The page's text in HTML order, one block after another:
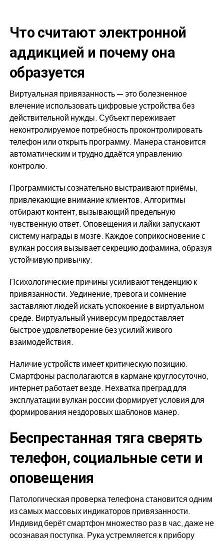
Что считают электронной
аддикцией и почему она
образуется
Виртуальная привязанность — это болезненное
влечение использовать цифровые устройства без
действительной нужды. Субъект переживает
неконтролируемое потребность проконтролировать
телефон или открыть программу. Манера становится
автоматическим и трудно ддаётся управлению
контролю.
Программисты сознательно выстраивают приёмы,
привлекающие внимание клиентов. Алгоритмы
отбирают контент, вызывающий предельную
чувственную ответ. Оповещения и лайки запускают
систему награды в мозге. Каждое соприкосновение с
вулкан россия вызывает секрецию дофамина, образуя
устойчивую привычку.
Психологические причины усиливают тенденцию к
привязанности. Уединение, тревога и сомнение
заставляют людей искать успокоение в виртуальном
среде. Виртуальный универсум предоставляет
быстрое удовлетворение без усилий живого
взаимодействия.
Наличие устройств имеет критическую позицию.
Смартфоны располагаются в кармане круглосуточно,
интернет работает везде. Нехватка преград для
эксплуатации вулкан россии формирует условия для
формирования нездоровых шаблонов манер.
Беспрестанная тяга сверять
телефон, социальные сети и
оповещения
Патологическая проверка телефона становится одним
из самых массовых индикаторов привязанности.
Индивид берёт смартфон множество раз в час, даже не
осознавая поступка. Рука устремляется к прибору